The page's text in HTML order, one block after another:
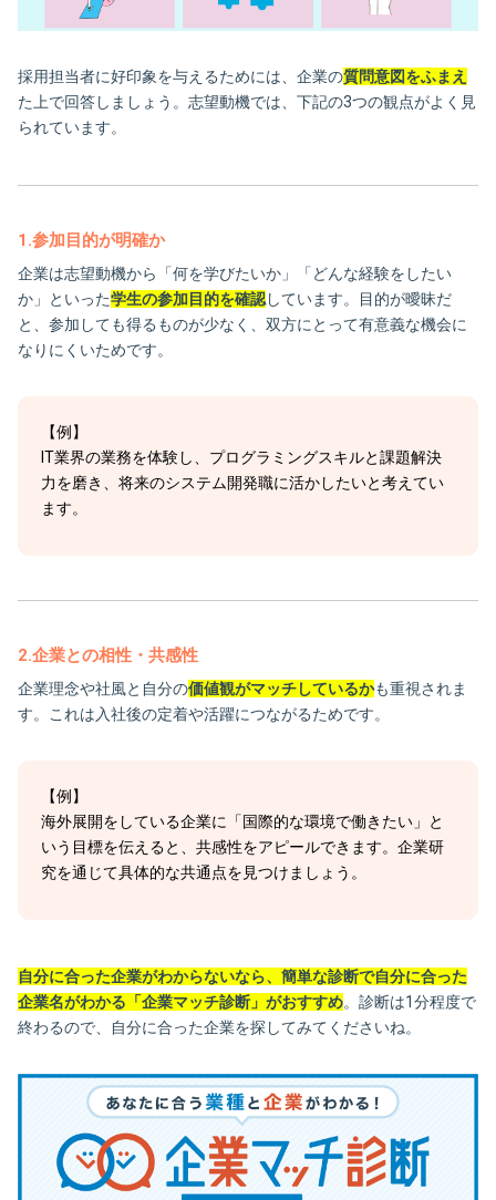
採用担当者に好印象を与えるためには、企業の質問意図をふまえ
た上で回答しましょう。志望動機では、下記の3つの観点がよく見
られています。
1.参加目的が明確か
企業は志望動機から「何を学びたいか」「どんな経験をしたい
か」といった学生の参加目的を確認しています。目的が曖昧だ
と、参加しても得るものが少なく、双方にとって有意義な機会に
なりにくいためです。
【例】
IT業界の業務を体験し、プログラミングスキルと課題解決
力を磨き、将来のシステム開発職に活かしたいと考えてい
ます。
2.企業との相性・共感性
企業理念や社風と自分の価値観がマッチしているかも重視されま
す。これは入社後の定着や活躍につながるためです。
【例】
海外展開をしている企業に「国際的な環境で働きたい」と
いう目標を伝えると、共感性をアピールできます。企業研
究を通じて具体的な共通点を見つけましょう。
自分に合った企業がわからないなら、簡単な診断で自分に合った
企業名がわかる「企業マッチ診断」がおすすめ。診断は1分程度で
終わるので、自分に合った企業を探してみてくださいね。